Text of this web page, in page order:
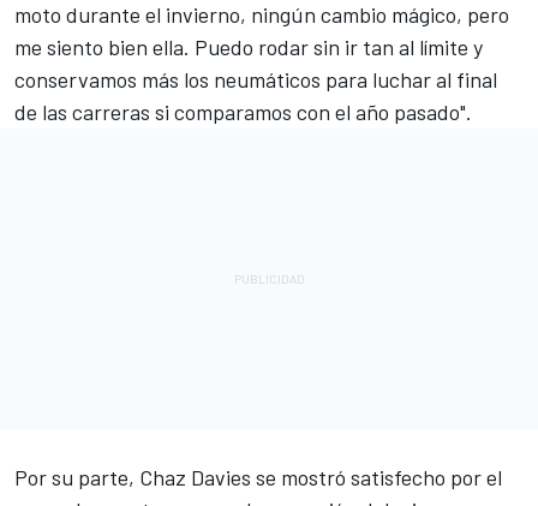
moto durante el invierno, ningún cambio mágico, pero
me siento bien ella. Puedo rodar sin ir tan al límite y
conservamos más los neumáticos para luchar al final
de las carreras si comparamos con el año pasado".
Por su parte, Chaz Davies se mostró satisfecho por el